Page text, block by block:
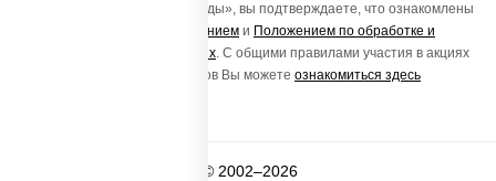
«ПиццаСушиВок - доставка еды», вы подтверждаете, что ознакомлены
Пользовательским соглашением и Положением по обработке и
защите персональных данных. С общими правилами участия в акциях
и порядке получения подарков Вы можете ознакомиться здесь
© 2002–2026